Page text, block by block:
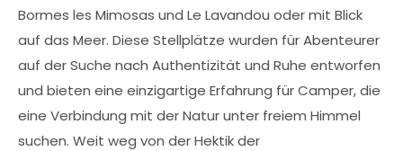
Bormes les Mimosas und Le Lavandou oder mit Blick
auf das Meer. Diese Stellplätze wurden für Abenteurer
auf der Suche nach Authentizität und Ruhe entworfen
und bieten eine einzigartige Erfahrung für Camper, die
eine Verbindung mit der Natur unter freiem Himmel
suchen. Weit weg von der Hektik der